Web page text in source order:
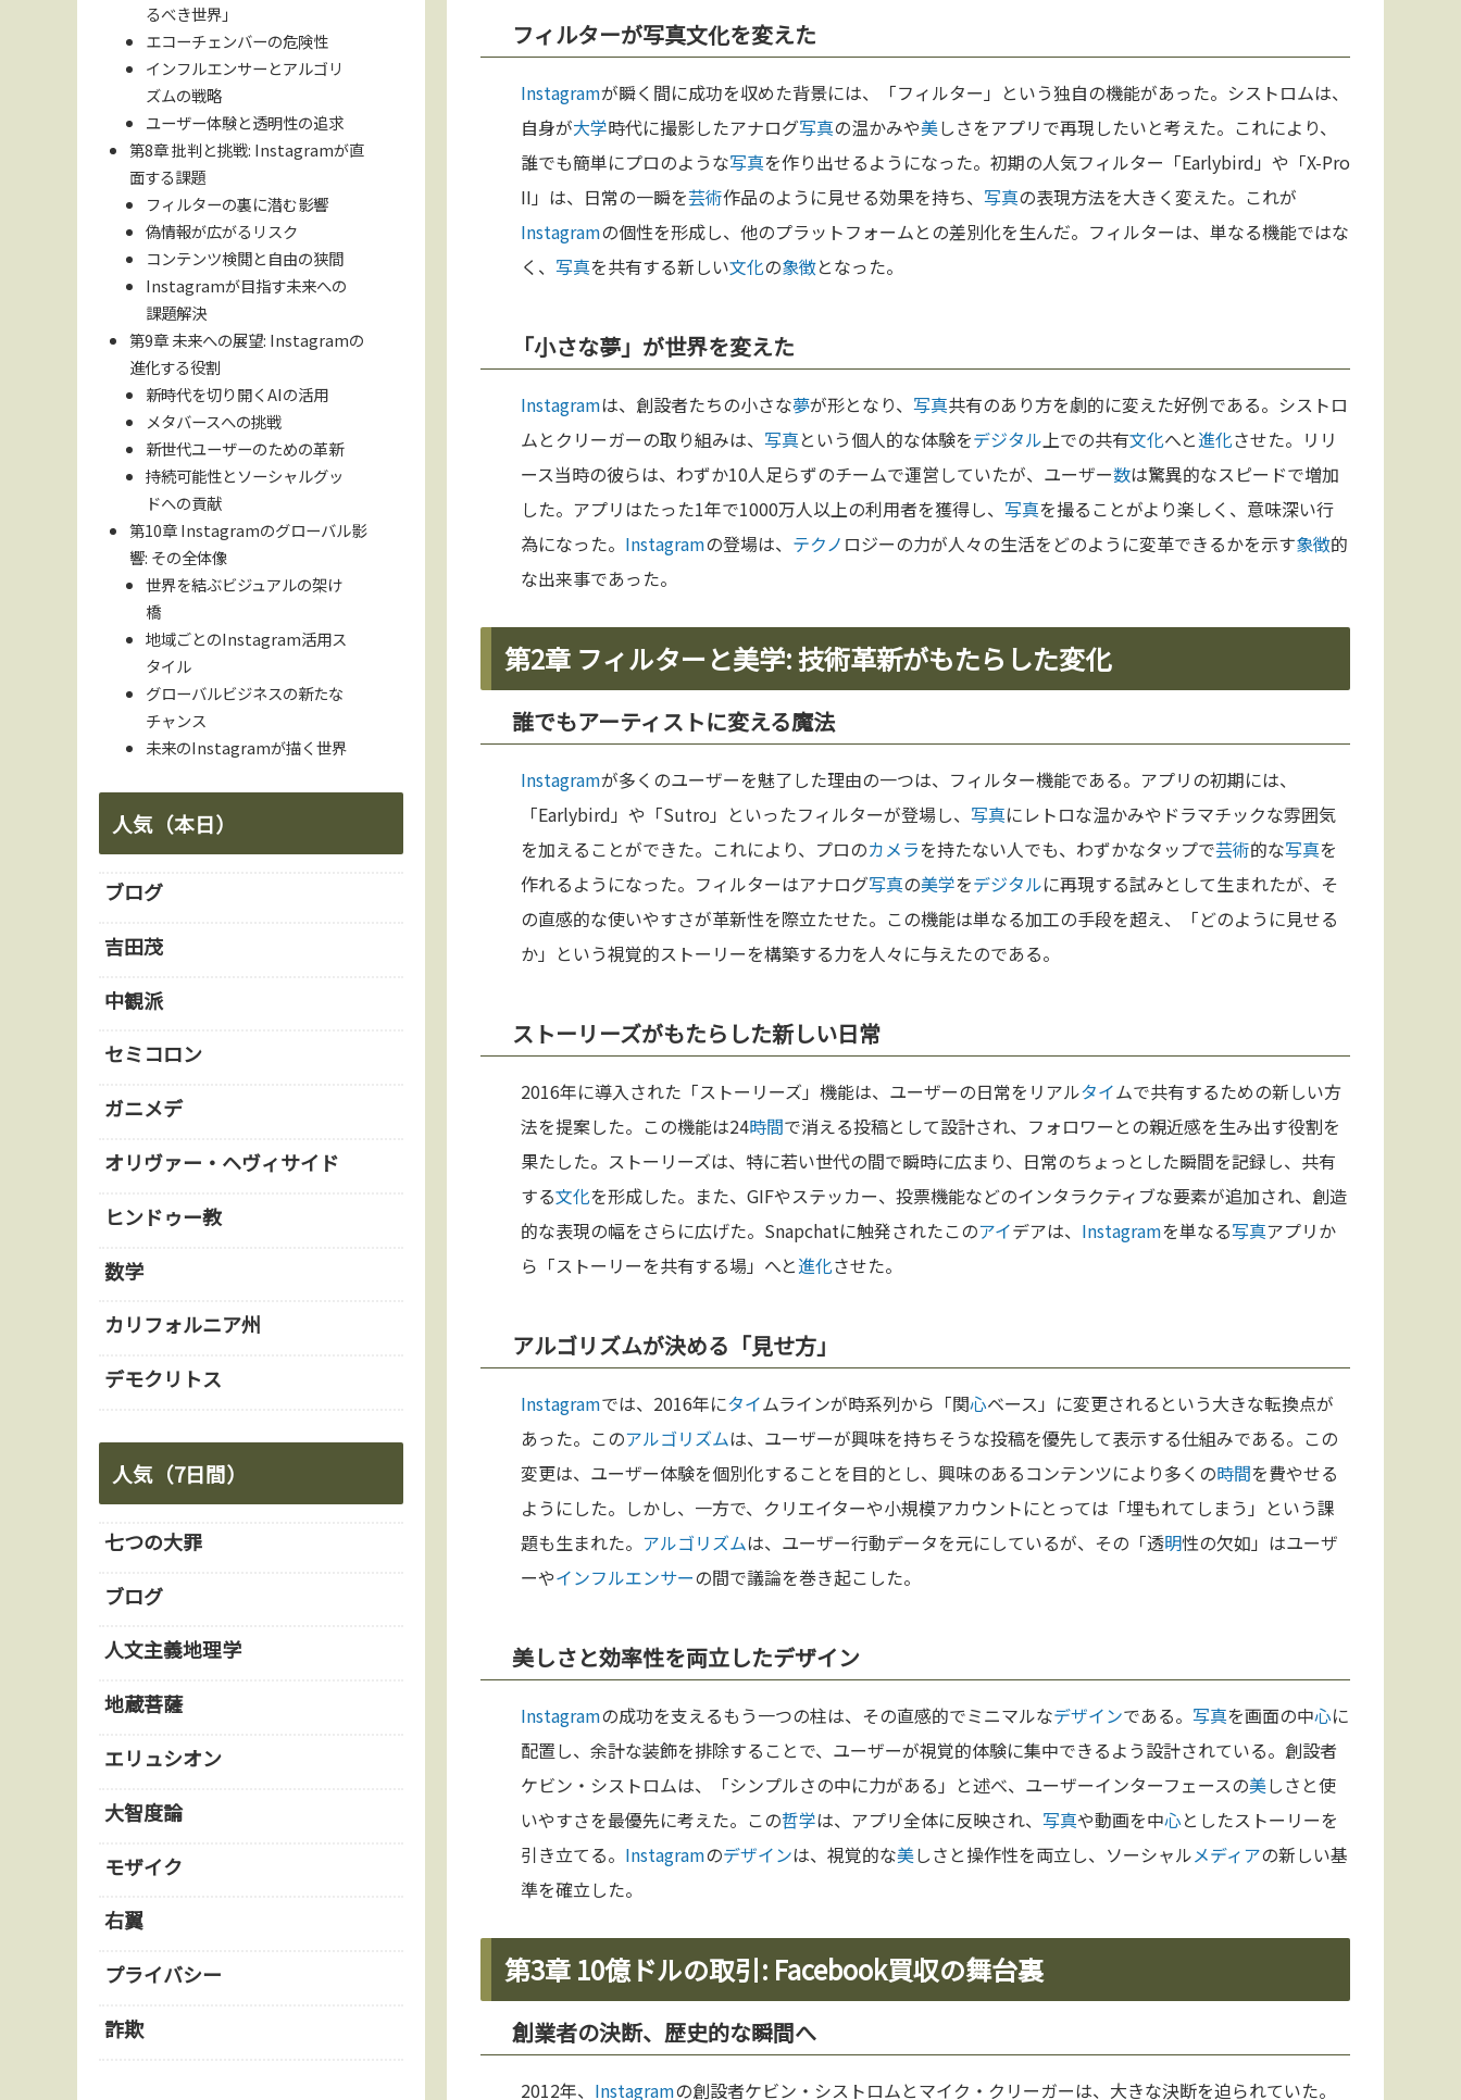
フィルターが写真文化を変えた
Instagramが瞬く間に成功を収めた背景には、「フィルター」という独自の機能があった。シストロムは、
自身が大学時代に撮影したアナログ写真の温かみや美しさをアプリで再現したいと考えた。これにより、
誰でも簡単にプロのような写真を作り出せるようになった。初期の人気フィルター「Earlybird」や「X-Pro
II」は、日常の一瞬を芸術作品のように見せる効果を持ち、 写真の表現方法を大きく変えた。これが
Instagramの個性を形成し、他のプラットフォームとの差別化を生んだ。フィルターは、単なる機能ではな
く、 写真を共有する新しい文化の象徴となった。
「小さな夢」が世界を変えた
Instagramは、創設者たちの小さな夢が形となり、 写真共有のあり方を劇的に変えた好例である。シストロ
ムとクリーガーの取り組みは、 写真という個人的な体験をデジタル上での共有文化へと進化させた。リリ
ース当時の彼らは、わずか10人足らずのチームで運営していたが、ユーザー数は驚異的なスピードで増加
した。アプリはたった1年で1000万人以上の利用者を獲得し、 写真を撮ることがより楽しく、意味深い行
為になった。 Instagramの登場は、 テクノ ロジーの力が人々の生活をどのように変革できるかを示す象徴的
な出来事であった。
第2章 フィルターと美学: 技術革新がもたらした変化
誰でもアーティストに変える魔法
Instagramが多くのユーザーを魅了した理由の一つは、フィルター機能である。アプリの初期には、
「Earlybird」や「Sutro」といったフィルターが登場し、 写真にレトロな温かみやドラマチックな雰囲気
を加えることができた。これにより、プロのカメラを持たない人でも、わずかなタップで芸術的な写真を
作れるようになった。フィルターはアナログ写真の美学をデジタルに再現する試みとして生まれたが、そ
の直感的な使いやすさが革新性を際立たせた。この機能は単なる加工の手段を超え、「どのように見せる
か」という視覚的ストーリーを構築する力を人々に与えたのである。
ストーリーズがもたらした新しい日常
2016年に導入された「ストーリーズ」機能は、ユーザーの日常をリアルタイムで共有するための新しい方
法を提案した。この機能は24時間で消える投稿として設計され、フォロワーとの親近感を生み出す役割を
果たした。ストーリーズは、特に若い世代の間で瞬時に広まり、日常のちょっとした瞬間を記録し、共有
する文化を形成した。また、GIFやステッカー、投票機能などのインタラクティブな要素が追加され、創造
的な表現の幅をさらに広げた。Snapchatに触発されたこのアイデアは、 Instagramを単なる写真アプリか
ら「ストーリーを共有する場」へと進化させた。
アルゴリズムが決める「見せ方」
Instagramでは、2016年にタイムラインが時系列から「関心ベース」に変更されるという大きな転換点が
あった。このアルゴリズムは、ユーザーが興味を持ちそうな投稿を優先して表示する仕組みである。この
変更は、ユーザー体験を個別化することを目的とし、興味のあるコンテンツにより多くの時間を費やせる
ようにした。しかし、一方で、クリエイターや小規模アカウントにとっては「埋もれてしまう」という課
題も生まれた。 アルゴリズムは、ユーザー行動データを元にしているが、その「透明性の欠如」はユーザ
ーやインフルエンサーの間で議論を巻き起こした。
美しさと効率性を両立したデザイン
Instagramの成功を支えるもう一つの柱は、その直感的でミニマルなデザインである。 写真を画面の中心に
配置し、余計な装飾を排除することで、ユーザーが視覚的体験に集中できるよう設計されている。創設者
ケビン・シストロムは、「シンプルさの中に力がある」と述べ、ユーザーインターフェースの美しさと使
いやすさを最優先に考えた。この哲学は、アプリ全体に反映され、 写真や動画を中心としたストーリーを
引き立てる。 Instagramのデザインは、視覚的な美しさと操作性を両立し、ソーシャルメディアの新しい基
準を確立した。
第3章 10億ドルの取引: Facebook買収の舞台裏
創業者の決断、歴史的な瞬間へ
2012年、 Instagramの創設者ケビン・シストロムとマイク・クリーガーは、大きな決断を迫られていた。
るべき世界」
エコーチェンバーの危険性
インフルエンサーとアルゴリ
ズムの戦略
ユーザー体験と透明性の追求
第8章 批判と挑戦: Instagramが直
面する課題
フィルターの裏に潜む影響
偽情報が広がるリスク
コンテンツ検閲と自由の狭間
Instagramが目指す未来への
課題解決
第9章 未来への展望: Instagramの
進化する役割
新時代を切り開くAIの活用
メタバースへの挑戦
新世代ユーザーのための革新
持続可能性とソーシャルグッ
ドへの貢献
第10章 Instagramのグローバル影
響: その全体像
世界を結ぶビジュアルの架け
橋
地域ごとのInstagram活用ス
タイル
グローバルビジネスの新たな
チャンス
未来のInstagramが描く世界
人気（本日）
ブログ
吉田茂
中観派
セミコロン
ガニメデ
オリヴァー・ヘヴィサイド
ヒンドゥー教
数学
カリフォルニア州
デモクリトス
人気（7日間）
七つの大罪
ブログ
人文主義地理学
地蔵菩薩
エリュシオン
大智度論
モザイク
右翼
プライバシー
詐欺